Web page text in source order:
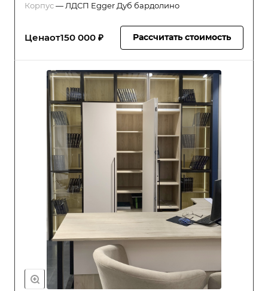
Корпус— ЛДСП Egger Дуб бардолино
Ценаот150 000 ₽ Рассчитать стоимость